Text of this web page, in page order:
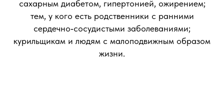
сахарным диабетом, гипертонией, ожирением;
тем, у кого есть родственники с ранними
сердечно‑сосудистыми заболеваниями;
курильщикам и людям с малоподвижным образом
жизни.